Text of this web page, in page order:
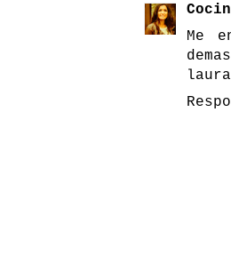
Me
laura